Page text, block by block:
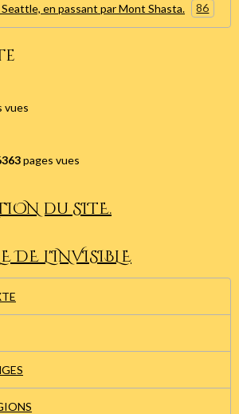
Seattle, en passant par Mont Shasta. 86
vues
pages vues
du SITE.